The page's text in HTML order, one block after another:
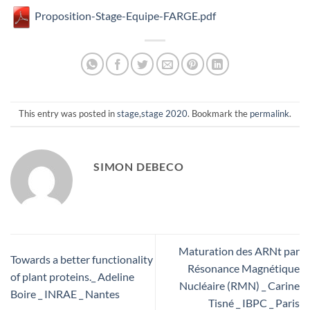
Proposition-Stage-Equipe-FARGE.pdf
This entry was posted instage,stage 2020. Bookmark the permalink.
SIMON DEBECO
Towards a better functionality
of plant proteins._ Adeline
Boire _ INRAE _ Nantes
Maturation des ARNt par
Résonance Magnétique
Nucléaire (RMN) _ Carine
Tisné _ IBPC _ Paris